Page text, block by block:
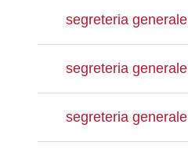
segreteria generale
segreteria generale
segreteria generale